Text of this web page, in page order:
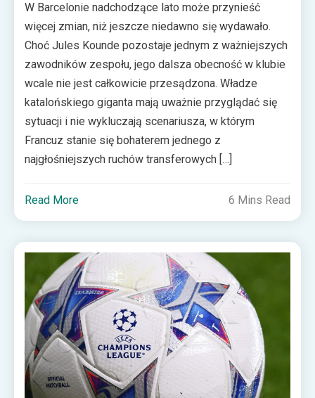
W Barcelonie nadchodzące lato może przynieść
więcej zmian, niż jeszcze niedawno się wydawało.
Choć Jules Kounde pozostaje jednym z ważniejszych
zawodników zespołu, jego dalsza obecność w klubie
wcale nie jest całkowicie przesądzona. Władze
katalońskiego giganta mają uważnie przyglądać się
sytuacji i nie wykluczają scenariusza, w którym
Francuz stanie się bohaterem jednego z
najgłośniejszych ruchów transferowych […]
Read More 6 Mins Read